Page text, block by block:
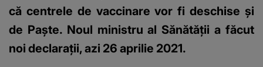
că centrele de vaccinare vor fi deschise și
de Paște. Noul ministru al Sănătății a făcut
noi declarații, azi 26 aprilie 2021.